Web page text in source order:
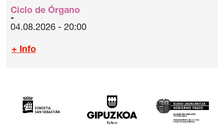
Ciclo de Órgano
04.08.2026 - 20:00
+ Info